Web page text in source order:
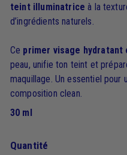
teint illuminatrice à la
d’ingrédients naturels.
Ce primer visage hydratant
peau, unifie ton teint et
maquillage. Un essentiel pour
composition clean.
30 ml
Quantité